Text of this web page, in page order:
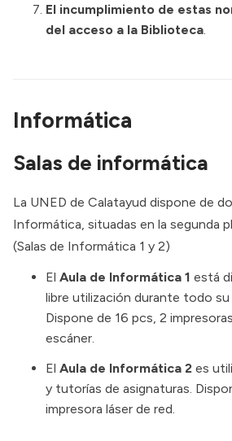
El incumplimiento de estas
del acceso a la Biblioteca
Informática
Salas de informática
La UNED de Calatayud dispone de
Informática, situadas en la segunda
(Salas de Informática 1 y 2)
El Aula de Informática 1 está
libre utilización durante todo su
Dispone de 16 pcs, 2
escáner.
El Aula de Informática 2 es
y tutorías de asignaturas.
impresora láser de red.